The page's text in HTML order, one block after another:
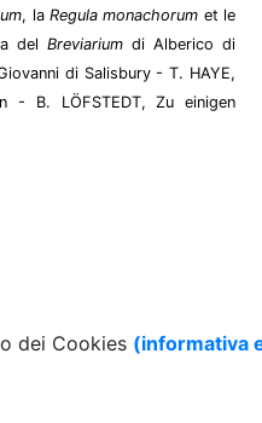
, laRegula monachorum et le
del Breviarium di Alberico di
di Salisbury - T. HAYE,
- B. LÖFSTEDT, Zu einigen
dei Cookies (informativa